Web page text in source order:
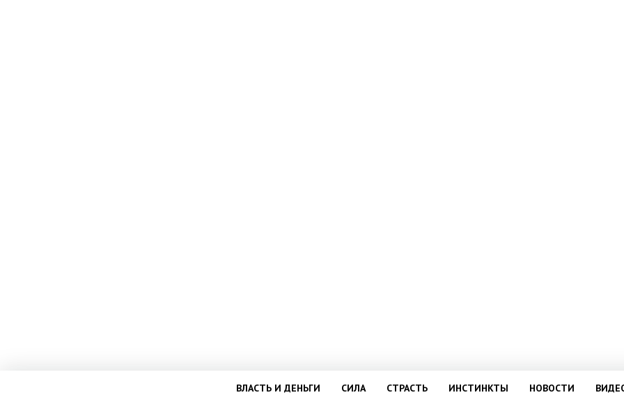
ВЛАСТЬ И ДЕНЬГИ СИЛА СТРАСТЬ ИНСТИНКТЫ НОВОСТИ